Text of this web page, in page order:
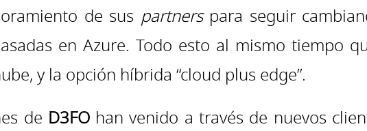
de sus partnerspara seguir
en Azure. Todo esto al mismo tiempo
y la opción híbrida “cloud plus edge”.
de D3FOhan venido a través de nuevos